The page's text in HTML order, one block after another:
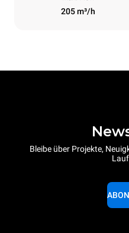
205 m³/h
Bleibe über Projekte,